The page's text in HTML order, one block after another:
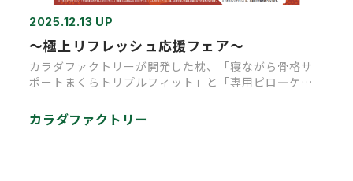
2025.12.13 UP
～極上リフレッシュ応援フェア～
カラダファクトリーが開発した枕、「寝ながら骨格サ
ポートまくらトリプルフィット」と「専用ピロ―ケー
カラダファクトリー